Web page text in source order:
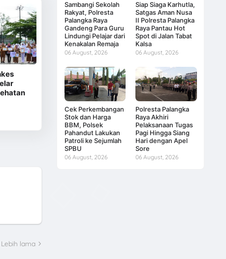
Lebih lama
Sambangi Sekolah
Rakyat, Polresta
Palangka Raya
Gandeng Para Guru
Lindungi Pelajar dari
Kenakalan Remaja
06 August, 2026
Siap Siaga Karhutla,
Satgas Aman Nusa
II Polresta Palangka
Raya Pantau Hot
Spot di Jalan Tabat
Kalsa
06 August, 2026
Cek Perkembangan
Stok dan Harga
BBM, Polsek
Pahandut Lakukan
Patroli ke Sejumlah
SPBU
06 August, 2026
Polresta Palangka
Raya Akhiri
Pelaksanaan Tugas
Pagi Hingga Siang
Hari dengan Apel
Sore
06 August, 2026